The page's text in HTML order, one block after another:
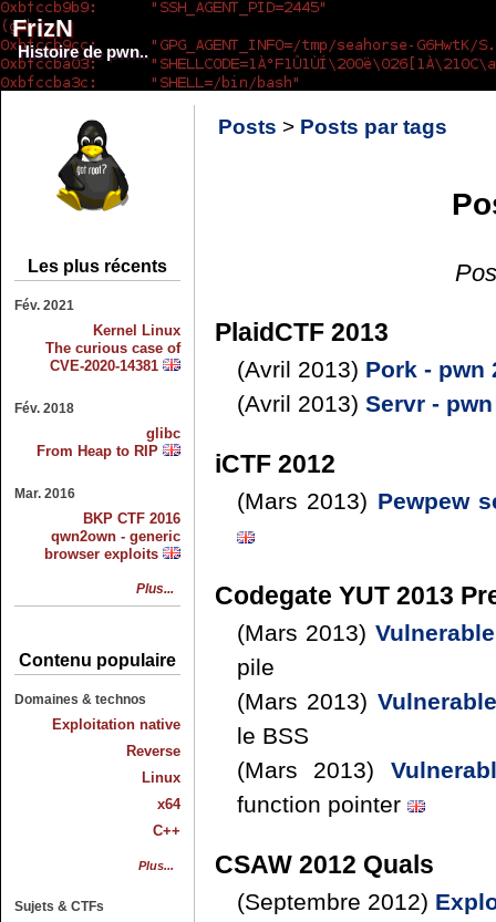
FrizN
Histoire de pwn..
Posts > Posts par tags
PlaidCTF 2013
(Avril 2013) Pork - pwn
(Avril 2013) Servr -
iCTF 2012
(Mars 2013) Pewpew
Codegate YUT 2013
(Mars 2013)
pile
(Mars 2013)
le BSS
(Mars 2013)
function pointer
CSAW 2012 Quals
(Septembre 2012)
Les plus récents
Fév. 2021
Kernel Linux
The curious case of
CVE-2020-14381
Fév. 2018
glibc
From Heap to RIP
Mar. 2016
BKP CTF 2016
qwn2own - generic
browser exploits
Plus...
Contenu populaire
Domaines & technos
Exploitation native
Reverse
Linux
x64
C++
Plus...
Sujets & CTFs